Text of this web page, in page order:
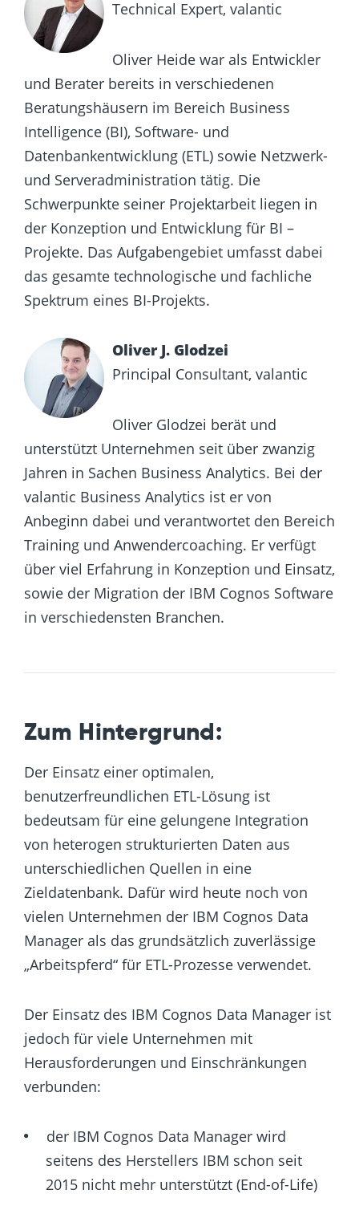
Technical Expert, valantic
Oliver Heide war als Entwickler
und Berater bereits in verschiedenen
Beratungshäusern im Bereich Business
Intelligence (BI), Software- und
Datenbankentwicklung (ETL) sowie Netzwerk-
und Serveradministration tätig. Die
Schwerpunkte seiner Projektarbeit liegen in
der Konzeption und Entwicklung für BI –
Projekte. Das Aufgabengebiet umfasst dabei
das gesamte technologische und fachliche
Spektrum eines BI-Projekts.
Oliver J. Glodzei
Principal Consultant, valantic
Oliver Glodzei berät und
unterstützt Unternehmen seit über zwanzig
Jahren in Sachen Business Analytics. Bei der
valantic Business Analytics ist er von
Anbeginn dabei und verantwortet den Bereich
Training und Anwendercoaching. Er verfügt
über viel Erfahrung in Konzeption und Einsatz,
sowie der Migration der IBM Cognos Software
in verschiedensten Branchen.
Zum Hintergrund:
Der Einsatz einer optimalen,
benutzerfreundlichen ETL-Lösung ist
bedeutsam für eine gelungene Integration
von heterogen strukturierten Daten aus
unterschiedlichen Quellen in eine
Zieldatenbank. Dafür wird heute noch von
vielen Unternehmen der IBM Cognos Data
Manager als das grundsätzlich zuverlässige
„Arbeitspferd“ für ETL-Prozesse verwendet.
Der Einsatz des IBM Cognos Data Manager ist
jedoch für viele Unternehmen mit
Herausforderungen und Einschränkungen
verbunden:
der IBM Cognos Data Manager wird
seitens des Herstellers IBM schon seit
2015 nicht mehr unterstützt (End-of-Life)